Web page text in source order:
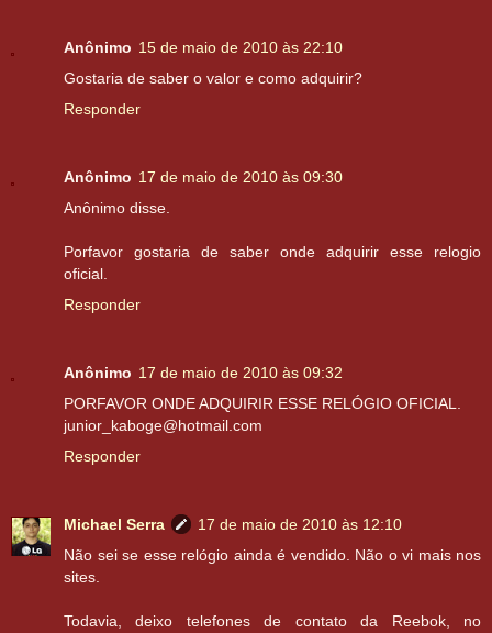
Anônimo 15 de maio de 2010 às 22:10
Gostaria de saber o valor e como adquirir?
Responder
Anônimo 17 de maio de 2010 às 09:30
Anônimo disse.
Porfavor gostaria de saber onde adquirir esse relogio
oficial.
Responder
Anônimo 17 de maio de 2010 às 09:32
PORFAVOR ONDE ADQUIRIR ESSE RELÓGIO OFICIAL.
junior_kaboge@hotmail.com
Responder
Michael Serra
17 de maio de 2010 às 12:10
Não sei se esse relógio ainda é vendido. Não o vi mais nos
sites.
Todavia, deixo telefones de contato da Reebok, no